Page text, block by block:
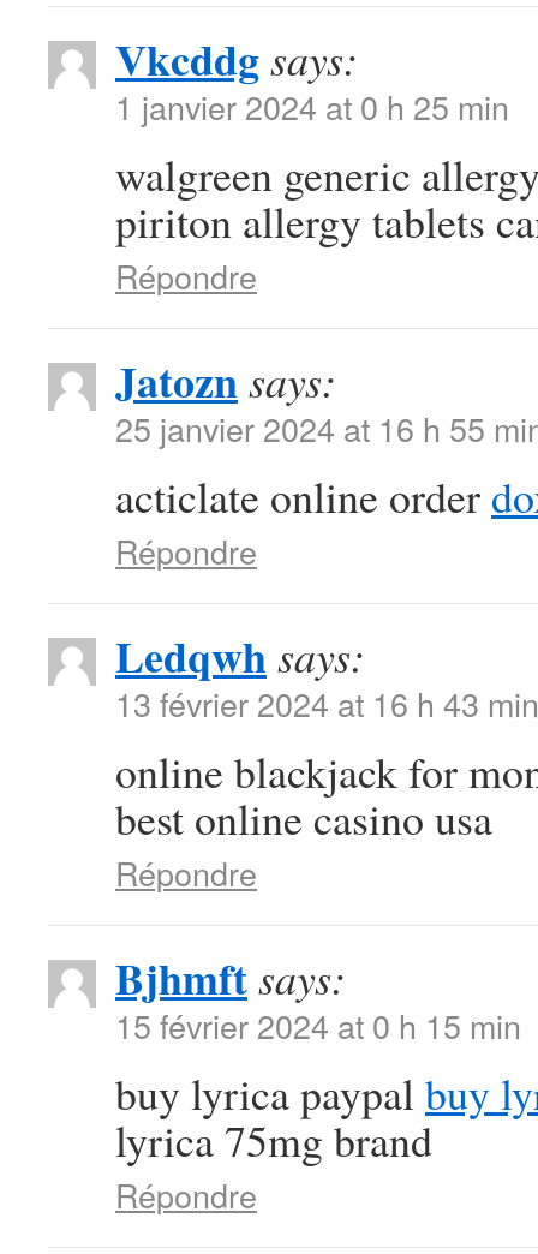
Vkcddgsays:
1 janvier 2024 at 0 h 25 min
walgreen generic
piriton allergy tablets
Répondre
Jatoznsays:
25 janvier 2024 at 16 h 55
acticlate online order
Répondre
Ledqwhsays:
13 février 2024 at 16 h 43 min
online blackjack for
best online casino usa
Répondre
Bjhmftsays:
15 février 2024 at 0 h 15 min
buy lyrica paypalbuy
lyrica 75mg brand
Répondre